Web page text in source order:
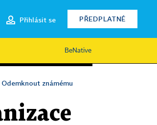
Přihlásit se PŘEDPLATNÉ
BeNative
Odemknout známému